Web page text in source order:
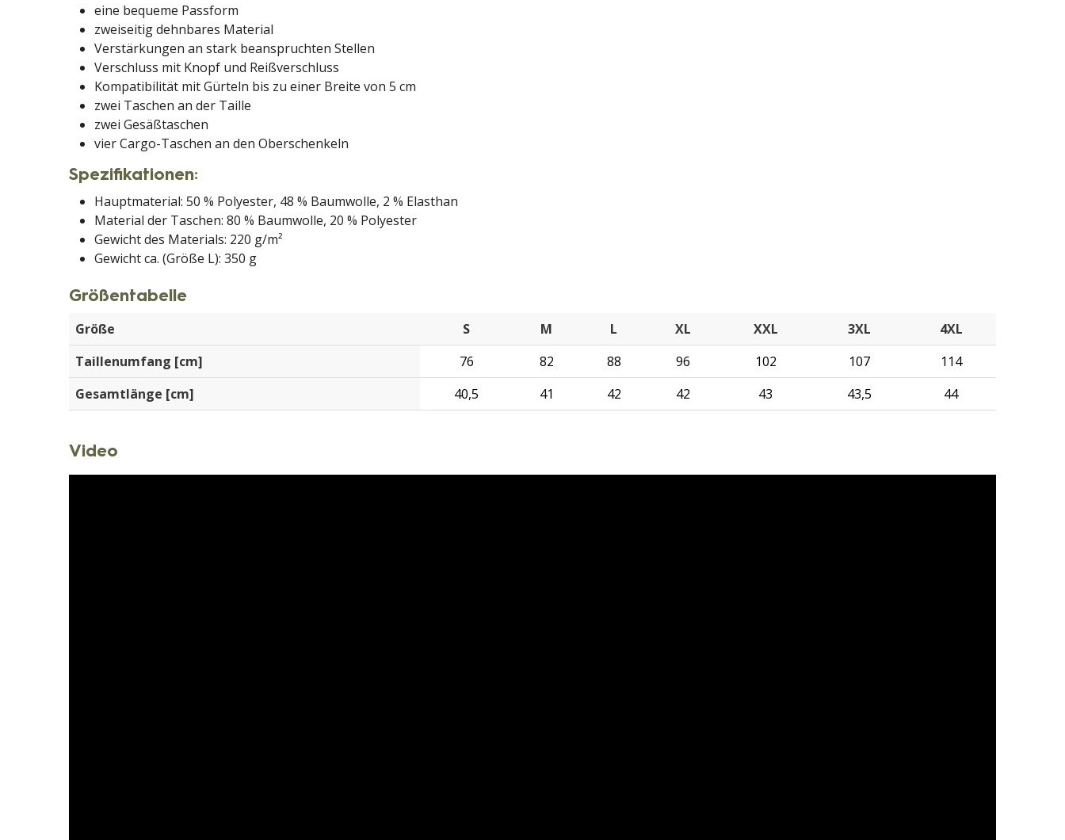
eine bequeme Passform
zweiseitig dehnbares Material
Verstärkungen an stark beanspruchten Stellen
Verschluss mit Knopf und Reißverschluss
Kompatibilität mit Gürteln bis zu einer Breite von 5 cm
zwei Taschen an der Taille
zwei Gesäßtaschen
vier Cargo-Taschen an den Oberschenkeln
Spezifikationen:
Hauptmaterial: 50 % Polyester, 48 % Baumwolle, 2 % Elasthan
Material der Taschen: 80 % Baumwolle, 20 % Polyester
Gewicht des Materials: 220 g/m²
Gewicht ca. (Größe L): 350 g
Größentabelle
Größe S M L XL XXL 3XL
4XL
Taillenumfang [cm]
76 82 88 96 102 107
114
Gesamtlänge [cm]
40,5 41 42 42 43 43,5 44
Video